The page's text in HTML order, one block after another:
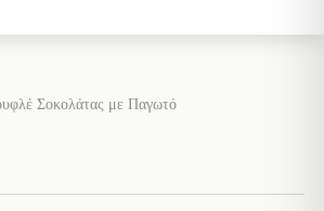
Σοκολάτας με Παγωτό